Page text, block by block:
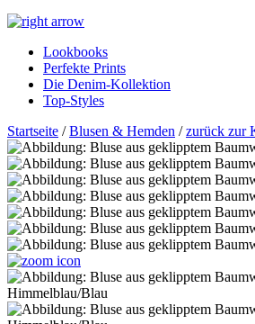
Lookbooks
Perfekte Prints
Die Denim-Kollektion
Top-Styles
Startseite /Blusen & Hemden /zurück zur